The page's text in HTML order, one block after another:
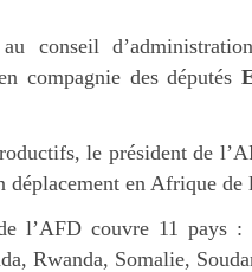
conseil
compagnie des députés
le président de
déplacement en Afrique de
l’AFD couvre 11 pays
Rwanda, Somalie,